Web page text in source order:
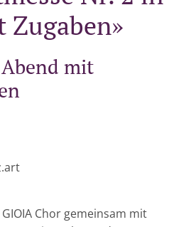
mit
Chor gemeinsam mit